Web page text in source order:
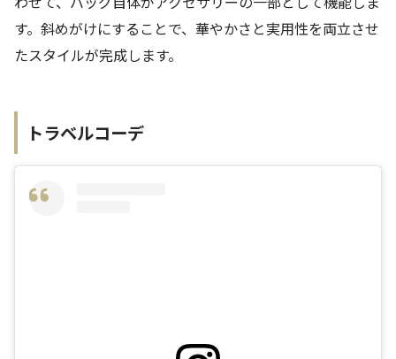
す。斜めがけにすることで、華やかさと実用性を両立させ
たスタイルが完成します。
トラベルコーデ